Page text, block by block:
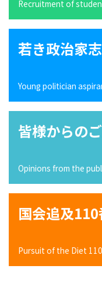
Recruitment of
若き政治家
Young politician
皆様からの
Opinions from the
国会追及110
Pursuit of the Diet 110